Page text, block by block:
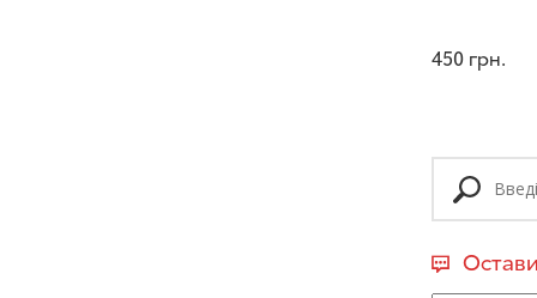
450 грн.